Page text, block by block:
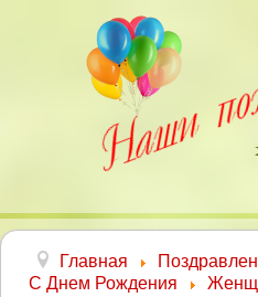
Главная
С Днем Рождения